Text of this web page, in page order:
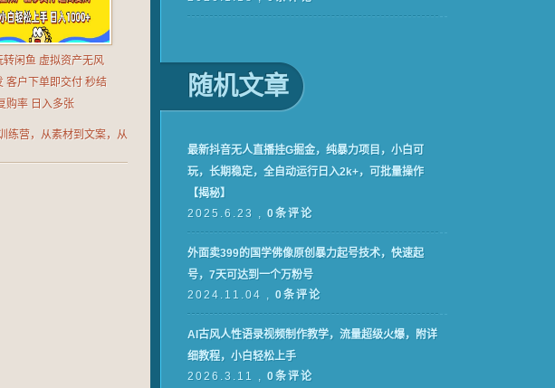
转闲鱼 虚拟资产无风
客户下单即交付 秒结
购率 日入多张
练营，从素材到文案，从
随机文章
最新抖音无人直播挂G掘金，纯暴力项目，小白可
玩，长期稳定，全自动运行日入2k+，可批量操作
【揭秘】
2025.6.23 , 0条评论
外面卖399的国学佛像原创暴力起号技术，快速起
号，7天可达到一个万粉号
2024.11.04 , 0条评论
AI古风人性语录视频制作教学，流量超级火爆，附详
细教程，小白轻松上手
2026.3.11 , 0条评论